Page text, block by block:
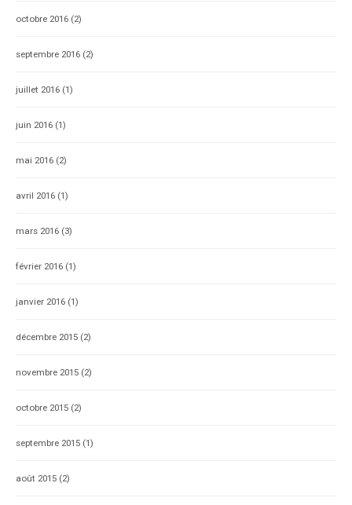
octobre 2016 (2)
septembre 2016 (2)
juillet 2016 (1)
juin 2016 (1)
mai 2016 (2)
avril 2016 (1)
mars 2016 (3)
février 2016 (1)
janvier 2016 (1)
décembre 2015 (2)
novembre 2015 (2)
octobre 2015 (2)
septembre 2015 (1)
août 2015 (2)